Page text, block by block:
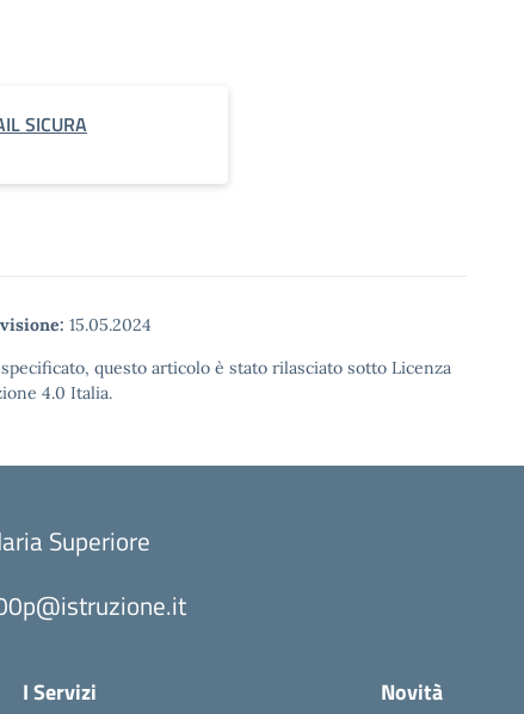
SICURA
15.05.2024
questo articolo è stato rilasciato sotto Licenza
4.0 Italia.
Superiore
I Servizi Novità